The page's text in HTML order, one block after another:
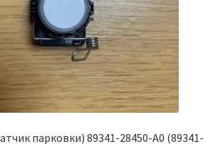
парковки) 89341-28450-A0 (89341-